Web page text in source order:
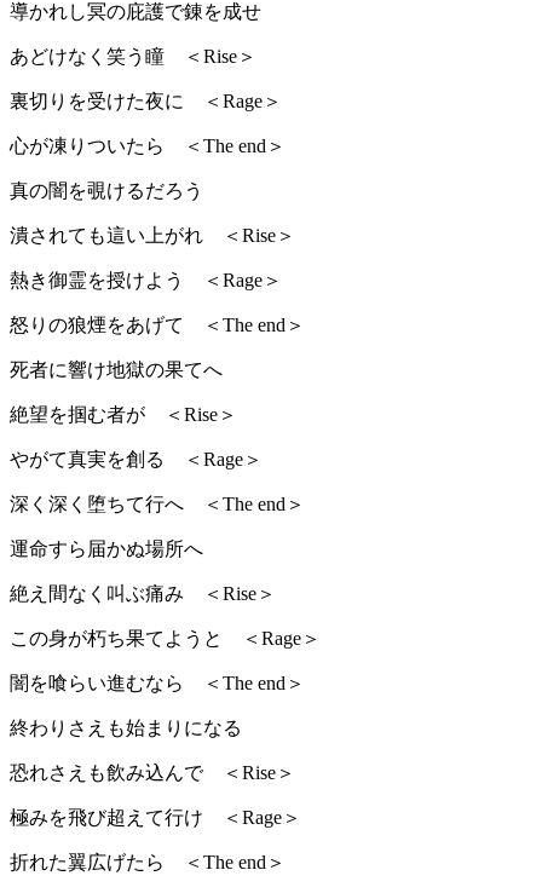
導かれし冥の庇護で錬を成せ
あどけなく笑う瞳 ＜Rise＞
裏切りを受けた夜に ＜Rage＞
心が凍りついたら ＜The end＞
真の闇を覗けるだろう
潰されても這い上がれ ＜Rise＞
熱き御霊を授けよう ＜Rage＞
怒りの狼煙をあげて ＜The end＞
死者に響け地獄の果てへ
絶望を掴む者が ＜Rise＞
やがて真実を創る ＜Rage＞
深く深く堕ちて行へ ＜The end＞
運命すら届かぬ場所へ
絶え間なく叫ぶ痛み ＜Rise＞
この身が朽ち果てようと ＜Rage＞
闇を喰らい進むなら ＜The end＞
終わりさえも始まりになる
恐れさえも飲み込んで ＜Rise＞
極みを飛び超えて行け ＜Rage＞
折れた翼広げたら ＜The end＞